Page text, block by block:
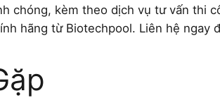
chóng, kèm theo dịch vụ tư vấn thi
hãng từ Biotechpool. Liên hệ ngay